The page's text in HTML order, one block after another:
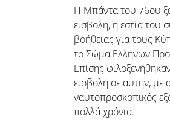
Η Μπάντα του 76ου
εισβολή, η εστία του
βοήθειας για τους
το Σώμα Ελλήνων
Επίσης
εισβολή σε αυτήν, με
ναυτοπροσκοπικός
πολλά χρόνια.